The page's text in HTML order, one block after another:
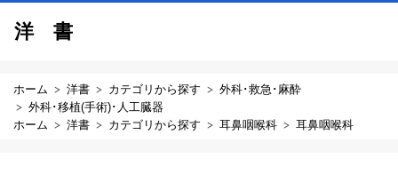
洋書
ホーム 洋書 カテゴリから探す
外科･救急･麻酔
外科･移植(手術)･人工臓器
ホーム
洋書 カテゴリから探す 耳鼻咽喉科 耳鼻咽喉科